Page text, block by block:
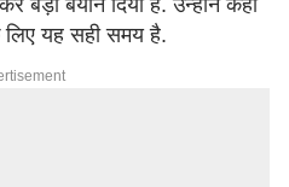
बड़ा बयान दिया है. उन्होंने कहा
लिए यह सही समय है.